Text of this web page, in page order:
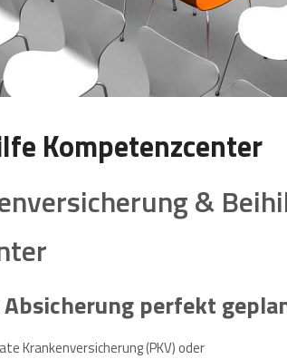
Kompetenzcenter
&
perfekt
Krankenversicherung (PKV) oder